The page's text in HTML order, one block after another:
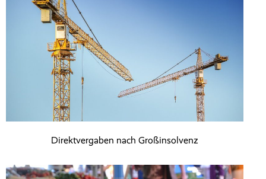
Direktvergaben nach Großinsolvenz